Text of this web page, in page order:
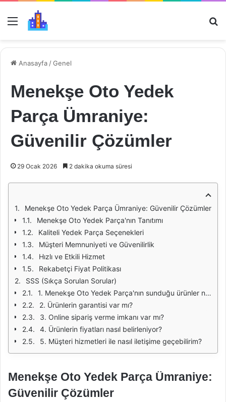
Menü
Anasayfa /Genel
Menekşe Oto Yedek
Parça Ümraniye:
Güvenilir Çözümler
29 Ocak 2026 2 dakika okuma süresi
Menekşe Oto Yedek Parça Ümraniye: Güvenilir Çözümler
Menekşe Oto Yedek Parça'nın Tanıtımı
Kaliteli Yedek Parça Seçenekleri
Müşteri Memnuniyeti ve Güvenilirlik
Hızlı ve Etkili Hizmet
Rekabetçi Fiyat Politikası
SSS (Sıkça Sorulan Sorular)
1. Menekşe Oto Yedek Parça'nın sunduğu ürünler nelerdir?
2. Ürünlerin garantisi var mı?
3. Online sipariş verme imkanı var mı?
4. Ürünlerin fiyatları nasıl belirleniyor?
5. Müşteri hizmetleri ile nasıl iletişime geçebilirim?
Menekşe Oto Yedek Parça Ümraniye:
Güvenilir Çözümler